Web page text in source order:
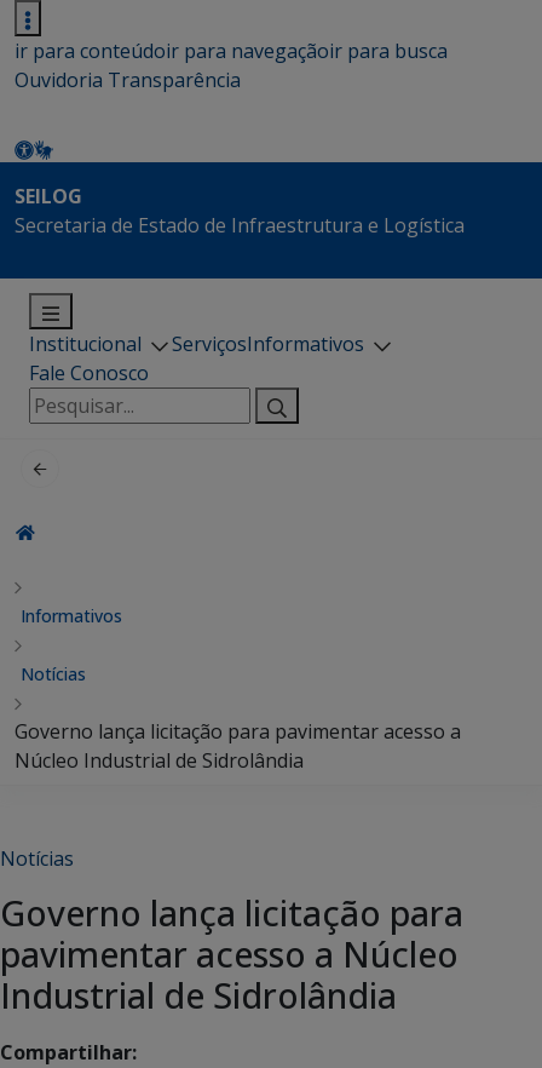
ir para conteúdoir para navegaçãoir para busca
Ouvidoria Transparência
SEILOG
Secretaria de Estado de Infraestrutura e Logística
Institucional ServiçosInformativos
Fale Conosco
Pesquisar
por:
Informativos
Notícias
Governo lança licitação para pavimentar acesso a
Núcleo Industrial de Sidrolândia
Notícias
Governo lança licitação para
pavimentar acesso a Núcleo
Industrial de Sidrolândia
Compartilhar: